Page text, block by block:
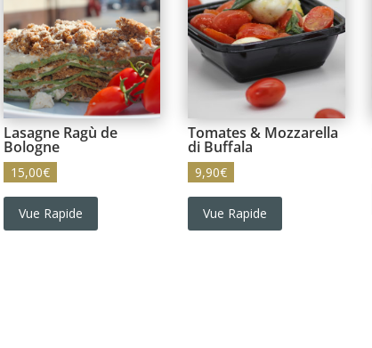
Lasagne Ragù de
Bologne
15,00€
Vue Rapide
Tomates & Mozzarella
di Buffala
9,90€
Vue Rapide